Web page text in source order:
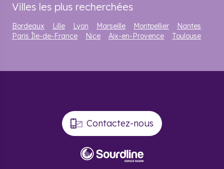
Villes les plus recherchées
Bordeaux Lille Lyon Marseille Montpellier
Nantes
Paris Île-de-France
Nice Aix-en-Provence Toulouse
Contactez-nous